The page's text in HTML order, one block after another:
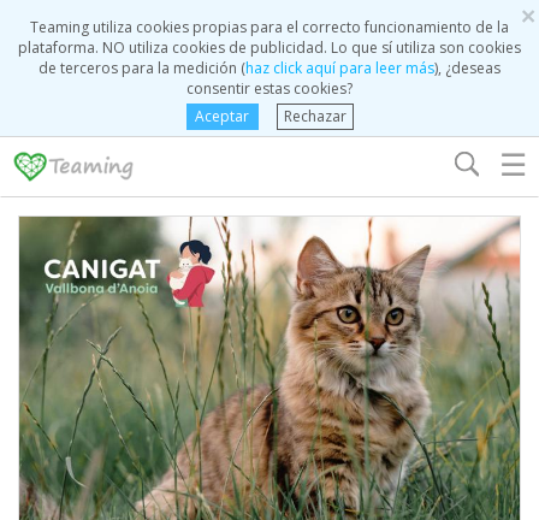
×
Teaming utiliza cookies propias para el correcto funcionamiento de la
plataforma. NO utiliza cookies de publicidad. Lo que sí utiliza son cookies
de terceros para la medición (haz click aquí para leer más), ¿deseas
consentir estas cookies?
Aceptar
Rechazar
☰